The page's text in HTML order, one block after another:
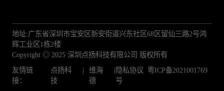
地址:广东省深圳市宝安区新安街道兴东社区68区留仙三路2号鸿
辉工业区1栋2楼
Copyright ◎ 2025 深圳点扬科技有限公司 版权所有
友情链
接：
点扬科
技
|
维海
德
|隐私协议
粤ICP备2021001769
号